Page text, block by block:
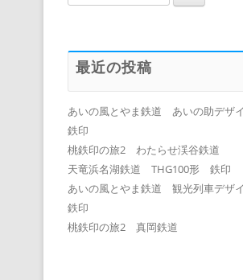
索:
最近の投稿
あいの風とやま鉄道 あいの助デザ
鉄印
桃鉄印の旅2 わたらせ渓谷鉄道
天竜浜名湖鉄道 THG100形 鉄印
あいの風とやま鉄道 観光列車デザ
鉄印
桃鉄印の旅2 真岡鉄道